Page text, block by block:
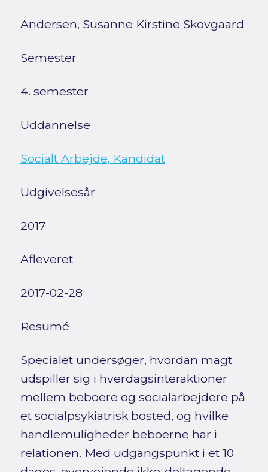
Andersen, Susanne Kirstine Skovgaard
Semester
4. semester
Uddannelse
Socialt Arbejde, Kandidat
Udgivelsesår
2017
Afleveret
2017-02-28
Resumé
Specialet undersøger, hvordan magt
udspiller sig i hverdagsinteraktioner
mellem beboere og socialarbejdere på
et socialpsykiatrisk bosted, og hvilke
handlemuligheder beboerne har i
relationen. Med udgangspunkt i et 10